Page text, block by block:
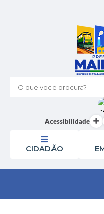
O que voce procura?
Acessibilidade
CIDADÃO